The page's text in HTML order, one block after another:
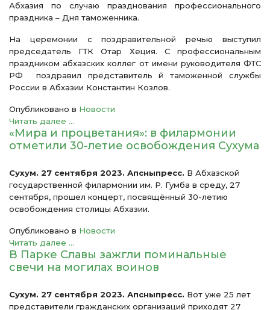
Абхазия по случаю празднования профессионального
праздника – Дня таможенника.
На церемонии с поздравительной речью выступил
председатель ГТК Отар Хеция. С профессиональным
праздником абхазских коллег от имени руководителя ФТС
РФ поздравил представитель й таможенной службы
России в Абхазии Константин Козлов.
Опубликовано в Новости
Читать далее ...
«Мира и процветания»: в филармонии
отметили 30-летие освобождения Сухума
Сухум. 27 сентября 2023. Апсныпресс. В Абхазской
государственной филармонии им. Р. Гумба в среду, 27
сентября, прошел концерт, посвящённый 30-летию
освобождения столицы Абхазии.
Опубликовано в Новости
Читать далее ...
В Парке Славы зажгли поминальные
свечи на могилах воинов
Сухум. 27 сентября 2023. Апсныпресс. Вот уже 25 лет
представители гражданских организаций приходят 27